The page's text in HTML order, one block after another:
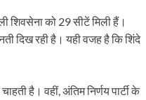
शिवसेना को 29 सीटें मिली हैं।
दिख रही है। यही वजह है कि शिंदे
है। वहीं, अंतिम निर्णय पार्टी के